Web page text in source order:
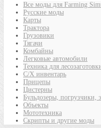
Все моды для Farming
Русские моды
Карты
Трактора
Грузовики
Тягачи
Комбайны
Легковые автомобили
Техника для
С/Х инвентарь
Прицепы
Цистерны
Бульдозеры, погрузчики,
Объекты
Мототехника
Скрипты и другие моды